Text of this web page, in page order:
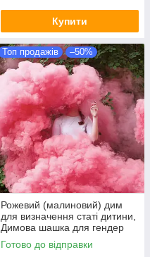
Купити
Топ продажів –50%
Рожевий (малиновий) дим
для визначення статі дитини,
Димова шашка для гендер
паті, Дим для gender party 60
сек.
Готово до відправки